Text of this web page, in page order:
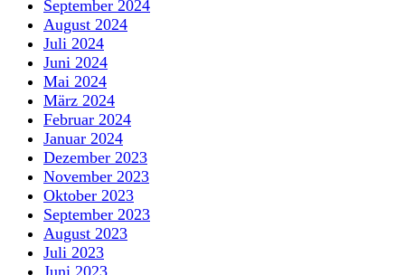
September 2024
August 2024
Juli 2024
Juni 2024
Mai 2024
März 2024
Februar 2024
Januar 2024
Dezember 2023
November 2023
Oktober 2023
September 2023
August 2023
Juli 2023
Juni 2023